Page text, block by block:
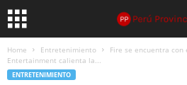
Home Entretenimiento
Fire se encuentra con
Entertainment calienta la...
ENTRETENIMIENTO